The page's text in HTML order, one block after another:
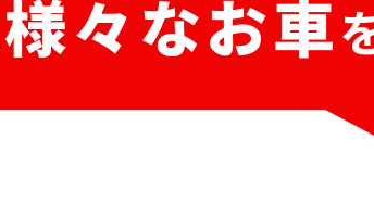
様々なお車